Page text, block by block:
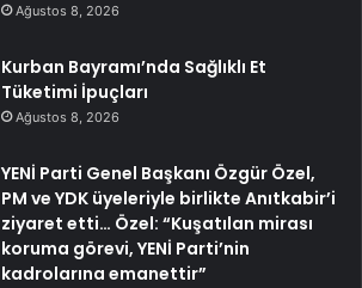
Ağustos 8, 2026
Kurban Bayramı’nda Sağlıklı Et
Tüketimi İpuçları
Ağustos 8, 2026
YENİ Parti Genel Başkanı Özgür Özel,
PM ve YDK üyeleriyle birlikte Anıtkabir’i
ziyaret etti… Özel: “Kuşatılan mirası
koruma görevi, YENİ Parti’nin
kadrolarına emanettir”